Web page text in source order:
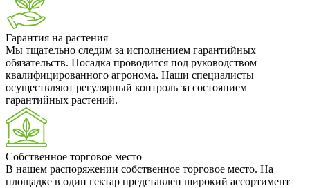
Гарантия на растения
Мы тщательно следим за исполнением гарантийных
обязательств. Посадка проводится под руководством
квалифицированного агронома. Наши специалисты
осуществляют регулярный контроль за состоянием
гарантийных растений.
Собственное торговое место
В нашем распоряжении собственное торговое место. На
площадке в один гектар представлен широкий ассортимент